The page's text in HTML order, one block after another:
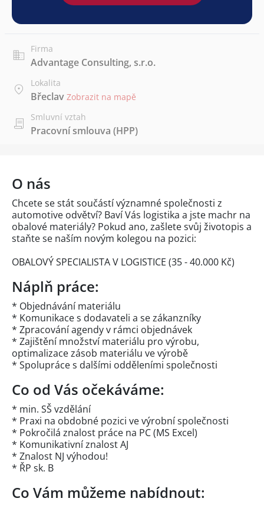
Firma
Advantage Consulting, s.r.o.
Lokalita
Břeclav Zobrazit na mapě
Smluvní vztah
Pracovní smlouva (HPP)
O nás
Chcete se stát součástí významné společnosti z
automotive odvětví? Baví Vás logistika a jste machr na
obalové materiály? Pokud ano, zašlete svůj životopis a
staňte se naším novým kolegou na pozici:
OBALOVÝ SPECIALISTA V LOGISTICE (35 - 40.000 Kč)
Náplň práce:
* Objednávání materiálu
* Komunikace s dodavateli a se zákanzníky
* Zpracování agendy v rámci objednávek
* Zajištění množství materiálu pro výrobu,
optimalizace zásob materiálu ve výrobě
* Spolupráce s dalšími odděleními společnosti
Co od Vás očekáváme:
* min. SŠ vzdělání
* Praxi na obdobné pozici ve výrobní společnosti
* Pokročilá znalost práce na PC (MS Excel)
* Komunikativní znalost AJ
* Znalost NJ výhodou!
* ŘP sk. B
Co Vám můžeme nabídnout: